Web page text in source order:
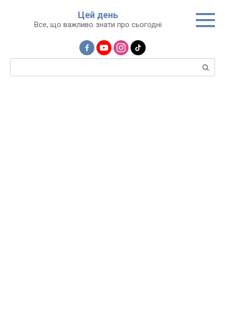
Цей день
Все, що важливо знати про сьогодні
Пошук: